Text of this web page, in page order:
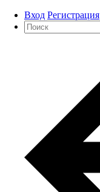
Вход Регистрация